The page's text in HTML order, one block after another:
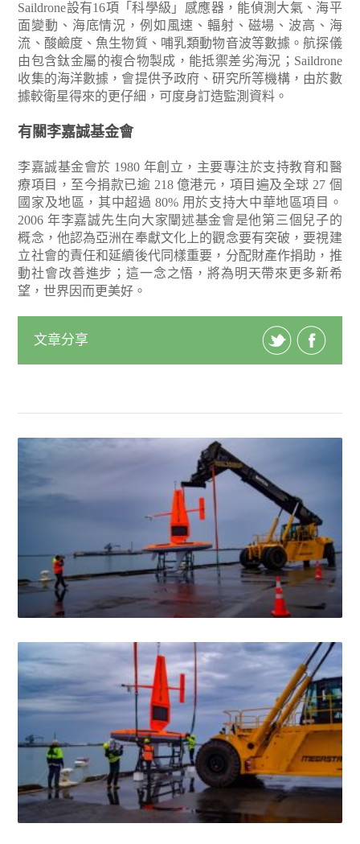
Saildrone設有16項「科學級」感應器，能偵測大氣、海平
面變動、海底情況，例如風速、輻射、磁場、波高、海
流、酸鹼度、魚生物質、哺乳類動物音波等數據。航探儀
由包含鈦金屬的複合物製成，能抵禦差劣海況；Saildrone
收集的海洋數據，會提供予政府、研究所等機構，由於數
據較衛星得來的更仔細，可度身訂造監測資料。
有關李嘉誠基金會
李嘉誠基金會於 1980 年創立，主要專注於支持教育和醫
療項目，至今捐款已逾 218 億港元，項目遍及全球 27 個
國家及地區，其中超過 80% 用於支持大中華地區項目。
2006 年李嘉誠先生向大家闡述基金會是他第三個兒子的
概念，他認為亞洲在奉獻文化上的觀念要有突破，要視建
立社會的責任和延續後代同樣重要，分配財產作捐助，推
動社會改善進步；這一念之悟，將為明天帶來更多新希
望，世界因而更美好。
文章分享